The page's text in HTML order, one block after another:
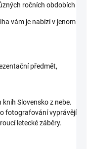
ročních obdobích
vám je nabízí v jenom
předmět,
Slovensko z nebe.
fotografování vyprávějí
letecké záběry.